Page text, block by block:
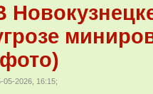
05-2026, 16:15;